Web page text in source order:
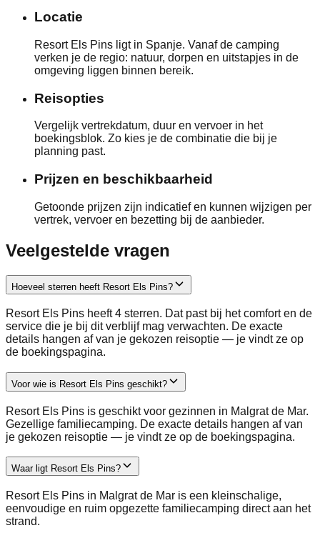
Locatie
Resort Els Pins ligt in Spanje. Vanaf de camping
verken je de regio: natuur, dorpen en uitstapjes in de
omgeving liggen binnen bereik.
Reisopties
Vergelijk vertrekdatum, duur en vervoer in het
boekingsblok. Zo kies je de combinatie die bij je
planning past.
Prijzen en beschikbaarheid
Getoonde prijzen zijn indicatief en kunnen wijzigen per
vertrek, vervoer en bezetting bij de aanbieder.
Veelgestelde vragen
Hoeveel sterren heeft Resort Els Pins?
Resort Els Pins heeft 4 sterren. Dat past bij het comfort en de
service die je bij dit verblijf mag verwachten. De exacte
details hangen af van je gekozen reisoptie — je vindt ze op
de boekingspagina.
Voor wie is Resort Els Pins geschikt?
Resort Els Pins is geschikt voor gezinnen in Malgrat de Mar.
Gezellige familiecamping. De exacte details hangen af van
je gekozen reisoptie — je vindt ze op de boekingspagina.
Waar ligt Resort Els Pins?
Resort Els Pins in Malgrat de Mar is een kleinschalige,
eenvoudige en ruim opgezette familiecamping direct aan het
strand.